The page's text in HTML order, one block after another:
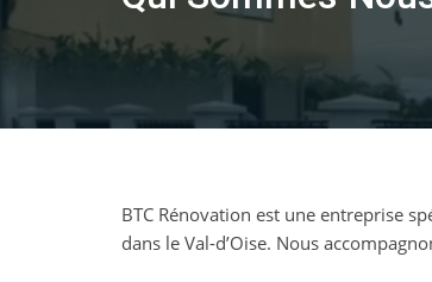
BTC Rénovation est une entreprise
dans le Val-d’Oise. Nous